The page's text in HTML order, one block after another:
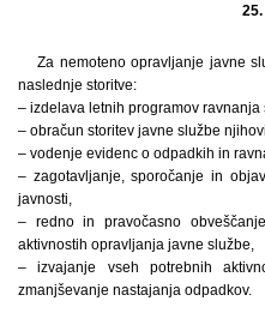
Za nemoteno opravljanje javne
naslednje storitve:
– izdelava letnih programov ravnanja
– obračun storitev javne službe
– vodenje evidenc o odpadkih in
– zagotavljanje, sporočanje in
javnosti,
– redno in pravočasno
aktivnostih opravljanja javne službe,
– izvajanje vseh potrebnih
zmanjševanje nastajanja odpadkov.